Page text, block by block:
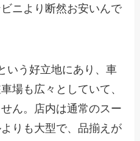
ニより断然お安いんで
いう好立地にあり、車
場も広々としていて、
ん。店内は通常のスー
りも大型で、品揃えが